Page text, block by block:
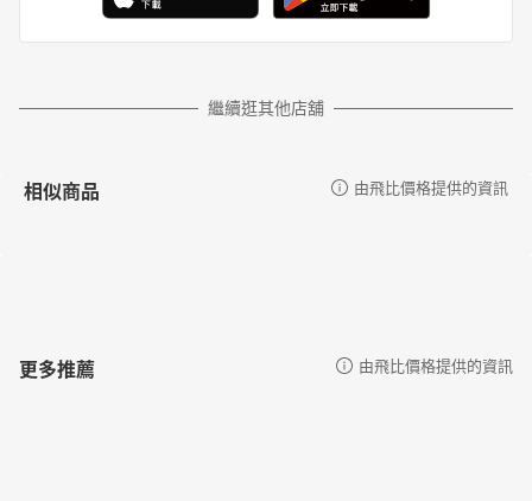
繼續逛其他店舖
相似商品 由飛比價格提供的資訊
更多推薦 由飛比價格提供的資訊